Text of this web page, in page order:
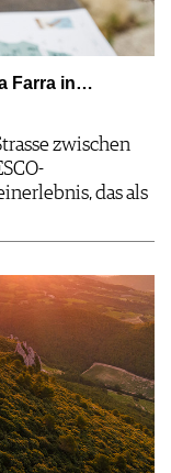
Farra in…
zwischen
das als